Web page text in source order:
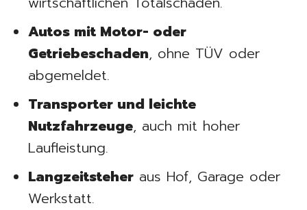
Autos mit Motor- oder
Getriebeschaden, ohne TÜV oder
abgemeldet.
Transporter und leichte
Nutzfahrzeuge, auch mit hoher
Laufleistung.
Langzeitsteher aus Hof, Garage oder
Werkstatt.